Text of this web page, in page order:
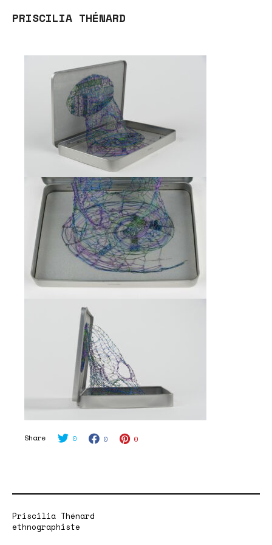
PRISCILIA THÉNARD
Share 0 0 0
Priscilia Thénard
ethnographiste